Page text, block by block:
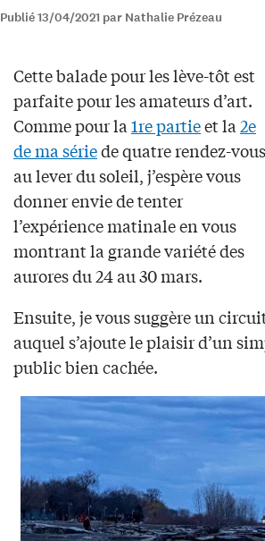
Publié 13/04/2021 par Nathalie Prézeau
Cette balade pour les lève-tôt est
parfaite pour les amateurs d’art.
Comme pour la 1re partieet la 2e
de ma sériede quatre rendez-vous
au lever du soleil, j’espère vous
donner envie de tenter
l’expérience matinale en vous
montrant la grande variété des
aurores du 24 au 30 mars.
Ensuite, je vous suggère un
auquel s’ajoute le plaisir d’un
public bien cachée.